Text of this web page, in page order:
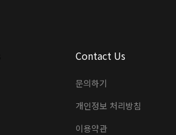
Contact Us
문의하기
개인정보 처리방침
이용약관